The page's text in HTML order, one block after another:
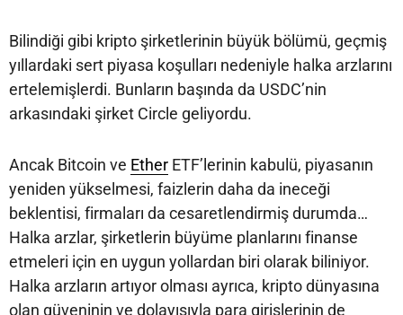
Bilindiği gibi kripto şirketlerinin büyük bölümü, geçmiş
yıllardaki sert piyasa koşulları nedeniyle halka arzlarını
ertelemişlerdi. Bunların başında da USDC’nin
arkasındaki şirket Circle geliyordu.
Ancak Bitcoin ve Ether ETF’lerinin kabulü, piyasanın
yeniden yükselmesi, faizlerin daha da ineceği
beklentisi, firmaları da cesaretlendirmiş durumda…
Halka arzlar, şirketlerin büyüme planlarını finanse
etmeleri için en uygun yollardan biri olarak biliniyor.
Halka arzların artıyor olması ayrıca, kripto dünyasına
olan güveninin ve dolayısıyla para girişlerinin de